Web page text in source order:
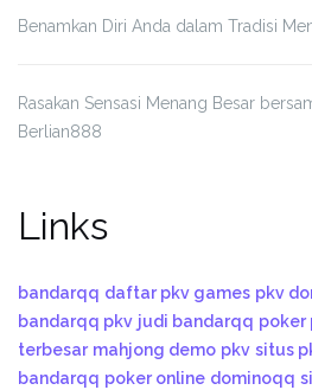
Benamkan Diri Anda dalam Tradisi
Rasakan Sensasi Menang Besar
Berlian888
Links
bandarqq daftar pkv games pkv
bandarqq pkv judi bandarqq poker
terbesar mahjong demo pkv situs
bandarqq poker online dominoqq